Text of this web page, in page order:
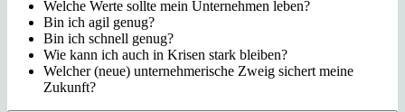
Welche Werte sollte mein Unternehmen leben?
Bin ich agil genug?
Bin ich schnell genug?
Wie kann ich auch in Krisen stark bleiben?
Welcher (neue) unternehmerische Zweig sichert meine
Zukunft?